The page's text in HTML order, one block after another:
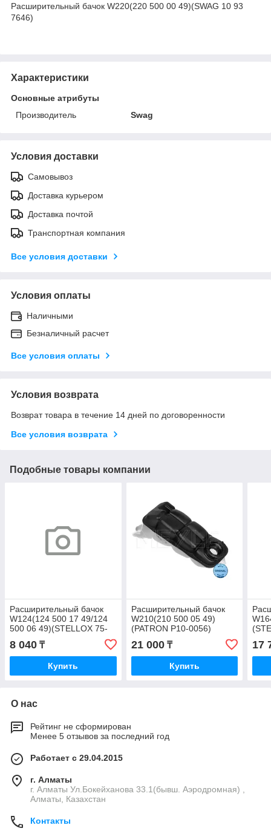
Расширительный бачок W220(220 500 00 49)(SWAG 10 93
7646)
Характеристики
Основные атрибуты
Производитель
Swag
Условия доставки
Самовывоз
Доставка курьером
Доставка почтой
Транспортная компания
Все условия доставки
Условия оплаты
Наличными
Безналичный расчет
Все условия оплаты
Условия возврата
Возврат товара в течение 14 дней по договоренности
Все условия возврата
Подобные товары компании
Расширительный бачок
W124(124 500 17 49/124
500 06 49)(STELLOX 75-
51267-SX)
8 040 ₸
Купить
Расширительный бачок
W210(210 500 05 49)
(PATRON P10-0056)
21 000₸
Купить
17
О нас
Рейтинг не сформирован
Менее 5 отзывов за последний год
Работает с 29.04.2015
г. Алматы
г. Алматы Ул.Бокейханова 33.1(бывш. Аэродромная) ,
Алматы, Казахстан
Контакты